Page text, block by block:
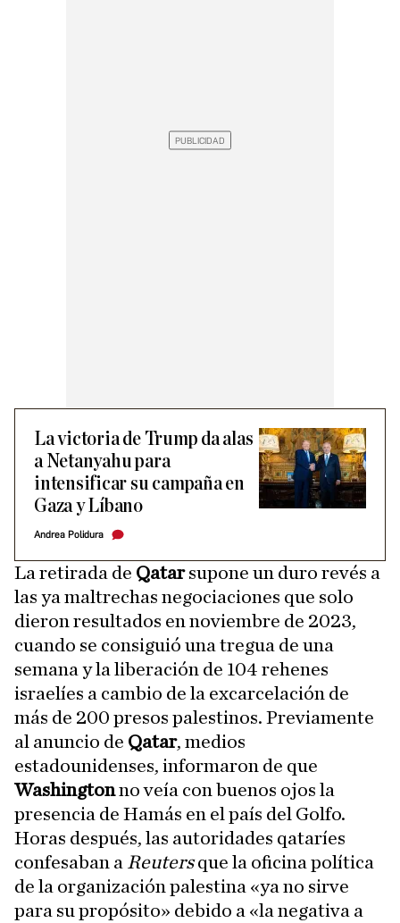
La victoria de Trump da alas
a Netanyahu para
intensificar su campaña en
Gaza y Líbano
Andrea Polidura
La retirada de Qatarsupone un duro revés a
las ya maltrechas negociaciones que solo
dieron resultados en noviembre de 2023,
cuando se consiguió una tregua de una
semana y la liberación de 104 rehenes
israelíes a cambio de la excarcelación de
más de 200 presos palestinos. Previamente
al anuncio de Qatar, medios
estadounidenses, informaron de que
Washingtonno veía con buenos ojos la
presencia de Hamás en el país del Golfo.
Horas después, las autoridades qataríes
confesaban a Reutersque la oficina política
de la organización palestina «ya no sirve
para su propósito» debido a «la negativa a